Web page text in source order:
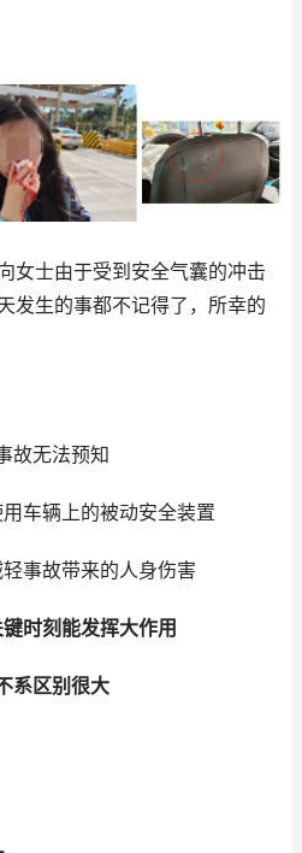
士由于受到安全气囊的冲击
发生的事都不记得了，所幸的
故无法预知
车辆上的被动安全装置
事故带来的人身伤害
时刻能发挥大作用
系区别很大